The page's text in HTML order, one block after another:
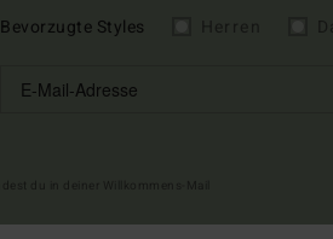
Bevorzugte Styles